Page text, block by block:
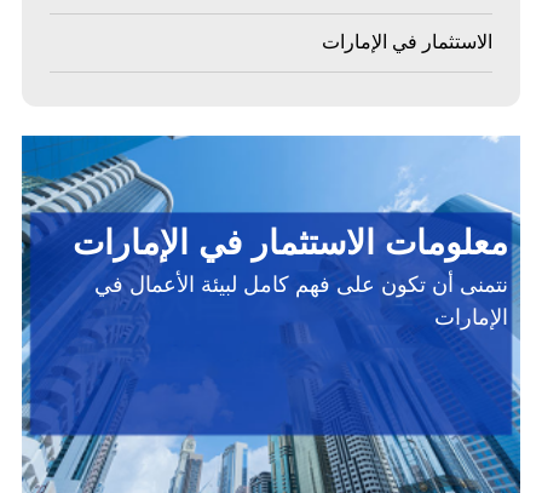
الاستثمار في الإمارات
معلومات الاستثمار في الإمارات
نتمنى أن تكون على فهم كامل لبيئة الأعمال في
الإمارات
◆ عملاق الطاقة النظيفة في الإمارات - مصدر
◆ دليل تطوير الأعمال في أبوظبي